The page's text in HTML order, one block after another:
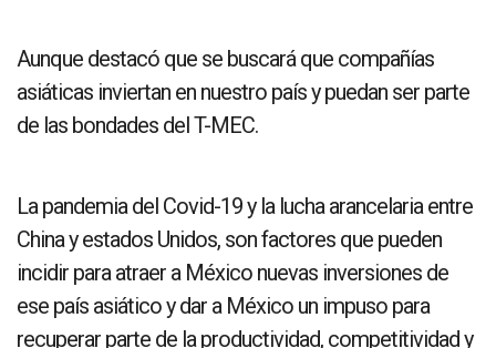
Aunque destacó que se buscará que compañías
asiáticas inviertan en nuestro país y puedan ser parte
de las bondades del T-MEC.
La pandemia del Covid-19 y la lucha arancelaria entre
China y estados Unidos, son factores que pueden
incidir para atraer a México nuevas inversiones de
ese país asiático y dar a México un impuso para
recuperar parte de la productividad, competitividad y